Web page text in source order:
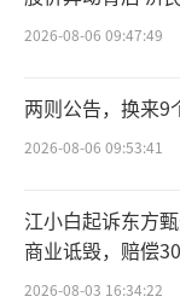
当日晚
信，“本人在
大家造成误
这确实是
歉。”与此同
的果味酒印
小白是指江
2026-08-06 09:47:49
两则公告，换来9
2026-08-06 09:53:41
江小白起诉东方
商业诋毁，赔偿
2026-08-03 16:34:22